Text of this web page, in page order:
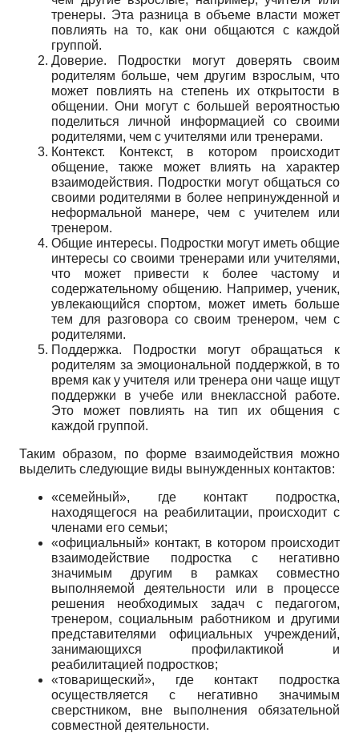
тренеры. Эта разница в объеме власти может
повлиять на то, как они общаются с каждой
группой.
Доверие. Подростки могут доверять своим
родителям больше, чем другим взрослым, что
может повлиять на степень их открытости в
общении. Они могут с большей вероятностью
поделиться личной информацией со своими
родителями, чем с учителями или тренерами.
Контекст. Контекст, в котором происходит
общение, также может влиять на характер
взаимодействия. Подростки могут общаться со
своими родителями в более непринужденной и
неформальной манере, чем с учителем или
тренером.
Общие интересы. Подростки могут иметь общие
интересы со своими тренерами или учителями,
что может привести к более частому и
содержательному общению. Например, ученик,
увлекающийся спортом, может иметь больше
тем для разговора со своим тренером, чем с
родителями.
Поддержка. Подростки могут обращаться к
родителям за эмоциональной поддержкой, в то
время как у учителя или тренера они чаще ищут
поддержки в учебе или внеклассной работе.
Это может повлиять на тип их общения с
каждой группой.
Таким образом, по форме взаимодействия можно
выделить следующие виды вынужденных контактов:
«семейный», где контакт подростка,
находящегося на реабилитации, происходит с
членами его семьи;
«официальный» контакт, в котором происходит
взаимодействие подростка с негативно
значимым другим в рамках совместно
выполняемой деятельности или в процессе
решения необходимых задач с педагогом,
тренером, социальным работником и другими
представителями официальных учреждений,
занимающихся профилактикой и
реабилитацией подростков;
«товарищеский», где контакт подростка
осуществляется с негативно значимым
сверстником, вне выполнения обязательной
совместной деятельности.